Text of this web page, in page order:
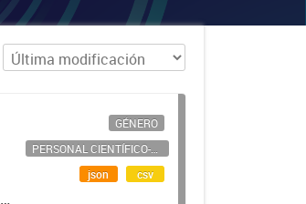
GÉNERO
PERSONAL CIENTÍFICO-TECNOLÓGICO
json
csv